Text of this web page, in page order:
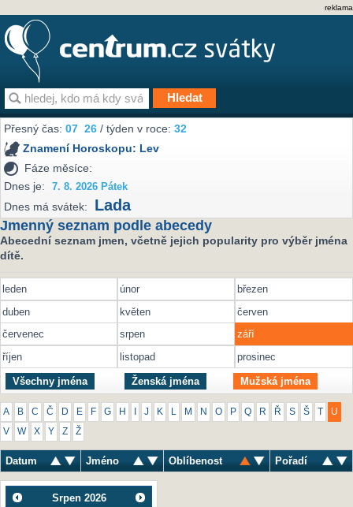
reklama
Přesný čas:07 26 / týden v roce:32
Znamení Horoskopu: Lev
Fáze měsíce:
Dnes je:
7. 8. 2026 Pátek
Dnes má svátek: Lada
Jmenný seznam podle abecedy
Abecední seznam jmen, včetně jejich popularity pro výběr jména
dítě.
leden únor
březen
duben
květen
červen
červenec
srpen
září
říjen
listopad prosinec
Všechny jména Ženská jména Mužská jména
A B C Č D E F G H J K M N O P Q R Ř S Š U
V W X Y Z Ž
Datum Jméno Oblíbenost Pořadí
Srpen 2026